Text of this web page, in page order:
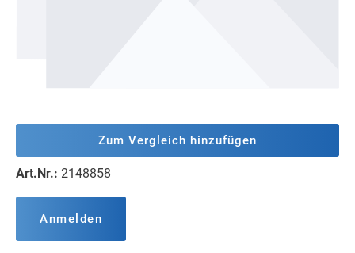
Zum Vergleich hinzufügen
Art.Nr.: 2148858
Anmelden